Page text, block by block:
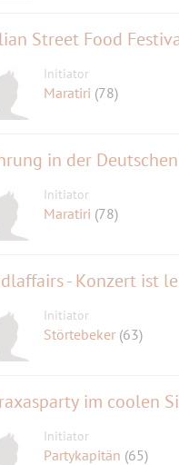
Street Food
Initiator
Maratiri (78)
in der
Initiator
Maratiri (78)
- Konzert ist
Initiator
Störtebeker (63)
im coolen
Initiator
Partykapitän (65)